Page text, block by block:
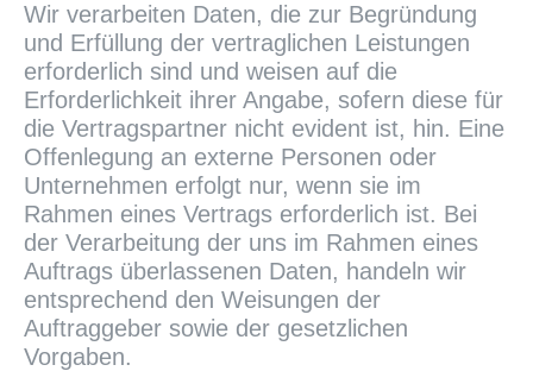
Wir verarbeiten Daten, die zur Begründung
und Erfüllung der vertraglichen Leistungen
erforderlich sind und weisen auf die
Erforderlichkeit ihrer Angabe, sofern diese für
die Vertragspartner nicht evident ist, hin. Eine
Offenlegung an externe Personen oder
Unternehmen erfolgt nur, wenn sie im
Rahmen eines Vertrags erforderlich ist. Bei
der Verarbeitung der uns im Rahmen eines
Auftrags überlassenen Daten, handeln wir
entsprechend den Weisungen der
Auftraggeber sowie der gesetzlichen
Vorgaben.